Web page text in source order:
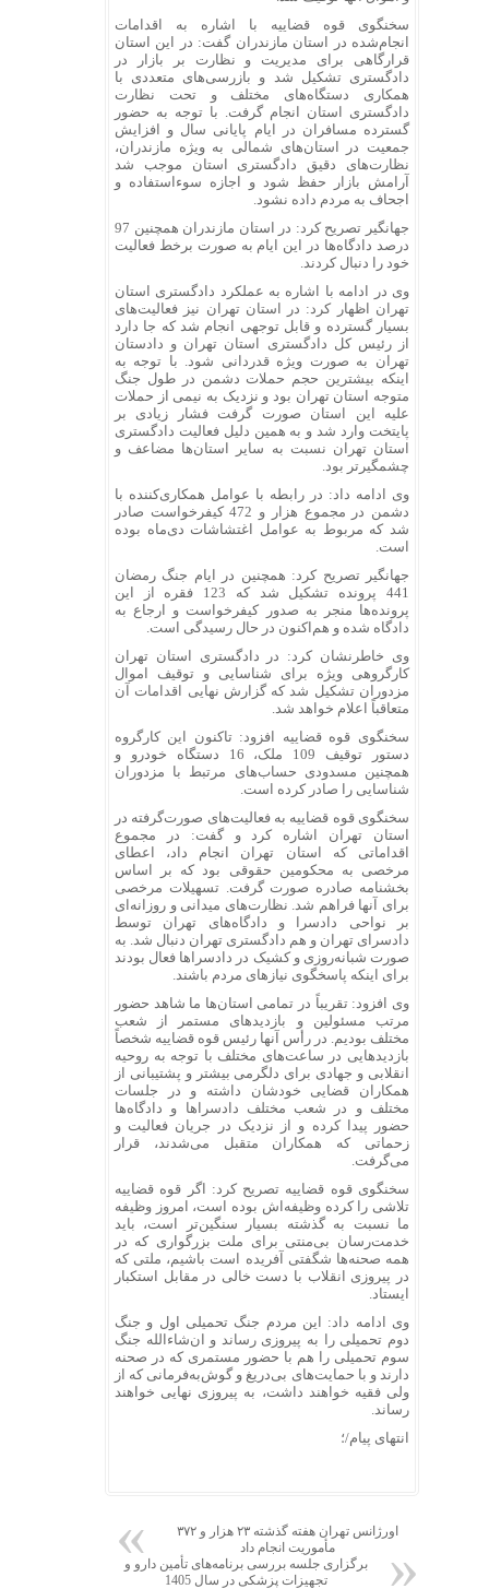
سخنگوی قوه قضاییه با اشاره به اقدامات
انجام‌شده در استان مازندران گفت: در این استان
قرارگاهی برای مدیریت و نظارت بر بازار در
دادگستری تشکیل شد و بازرسی‌های متعددی با
همکاری دستگاه‌های مختلف و تحت نظارت
دادگستری استان انجام گرفت. با توجه به حضور
گسترده مسافران در ایام پایانی سال و افزایش
جمعیت در استان‌های شمالی به ویژه مازندران،
نظارت‌های دقیق دادگستری استان موجب شد
آرامش بازار حفظ شود و اجازه سوءاستفاده و
اجحاف به مردم داده نشود.
جهانگیر تصریح کرد: در استان مازندران همچنین 97
درصد دادگاه‌ها در این ایام به صورت برخط فعالیت
خود را دنبال کردند.
وی در ادامه با اشاره به عملکرد دادگستری استان
تهران اظهار کرد: در استان تهران نیز فعالیت‌های
بسیار گسترده و قابل توجهی انجام شد که جا دارد
از رئیس کل دادگستری استان تهران و دادستان
تهران به صورت ویژه قدردانی شود. با توجه به
اینکه بیشترین حجم حملات دشمن در طول جنگ
متوجه استان تهران بود و نزدیک به نیمی از حملات
علیه این استان صورت گرفت فشار زیادی بر
پایتخت وارد شد و به همین دلیل فعالیت دادگستری
استان تهران نسبت به سایر استان‌ها مضاعف و
چشمگیرتر بود.
وی ادامه داد: در رابطه با عوامل همکاری‌کننده با
دشمن در مجموع هزار و 472 کیفرخواست صادر
شد که مربوط به عوامل اغتشاشات دی‌ماه بوده
است.
جهانگیر تصریح کرد: همچنین در ایام جنگ رمضان
441 پرونده تشکیل شد که 123 فقره از این
پرونده‌ها منجر به صدور کیفرخواست و ارجاع به
دادگاه شده و هم‌اکنون در حال رسیدگی است.
وی خاطرنشان کرد: در دادگستری استان تهران
کارگروهی ویژه برای شناسایی و توقیف اموال
مزدوران تشکیل شد که گزارش نهایی اقدامات آن
متعاقباً اعلام خواهد شد.
سخنگوی قوه قضاییه افزود: تاکنون این کارگروه
دستور توقیف 109 ملک، 16 دستگاه خودرو و
همچنین مسدودی حساب‌های مرتبط با مزدوران
شناسایی را صادر کرده است.
سخنگوی قوه قضاییه به فعالیت‌های صورت‌گرفته در
استان تهران اشاره کرد و گفت: در مجموع
اقداماتی که استان تهران انجام داد، اعطای
مرخصی به محکومین حقوقی بود که بر اساس
بخشنامه صادره صورت گرفت. تسهیلات مرخصی
برای آنها فراهم شد. نظارت‌های میدانی و روزانه‌ای
بر نواحی دادسرا و دادگاه‌های تهران توسط
دادسرای تهران و هم دادگستری تهران دنبال شد. به
صورت شبانه‌روزی و کشیک در دادسرا‌ها فعال بودند
برای اینکه پاسخگوی نیاز‌های مردم باشند.
وی افزود: تقریباً در تمامی استان‌ها ما شاهد حضور
مرتب مسئولین و بازدید‌های مستمر از شعب
مختلف بودیم. در رأس آنها رئیس قوه قضاییه شخصاً
بازدید‌هایی در ساعت‌های مختلف با توجه به روحیه
انقلابی و جهادی برای دلگرمی بیشتر و پشتیبانی از
همکاران قضایی خودشان داشته و در جلسات
مختلف و در شعب مختلف دادسرا‌ها و دادگاه‌ها
حضور پیدا کرده و از نزدیک در جریان فعالیت و
زحماتی که همکاران متقبل می‌شدند، قرار
می‌گرفت.
سخنگوی قوه قضاییه تصریح کرد: اگر قوه قضاییه
تلاشی را کرده وظیفه‌اش بوده است، امروز وظیفه
ما نسبت به گذشته بسیار سنگین‌تر است، باید
خدمت‌رسان بی‌منتی برای ملت بزرگواری که در
همه صحنه‌ها شگفتی آفریده است باشیم، ملتی که
در پیروزی انقلاب با دست خالی در مقابل استکبار
ایستاد.
وی ادامه داد: این مردم جنگ تحمیلی اول و جنگ
دوم تحمیلی را به پیروزی رساند و ان‌شاءالله جنگ
سوم تحمیلی را هم با حضور مستمری که در صحنه
دارند و با حمایت‌های بی‌دریغ و گوش‌به‌فرمانی که از
ولی فقیه خواهند داشت، به پیروزی نهایی خواهند
رساند.
انتهای پیام/؛
اورژانس تهران هفته گذشته ۲۳ هزار و ۳۷۲
مأموریت انجام داد
برگزاری جلسه بررسی برنامه‌های تأمین دارو و
تجهیزات پزشکی در سال 1405